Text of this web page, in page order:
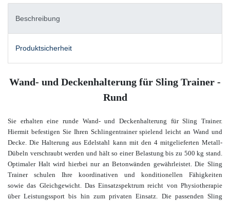
Beschreibung
Produktsicherheit
Wand- und Deckenhalterung für Sling Trainer -
Rund
Sie erhalten eine runde Wand- und Deckenhalterung für Sling Trainer.
Hiermit befestigen Sie Ihren Schlingentrainer spielend leicht an Wand und
Decke. Die Halterung aus Edelstahl kann mit den 4 mitgelieferten Metall-
Dübeln verschraubt werden und hält so einer Belastung bis zu 500 kg stand.
Optimaler Halt wird hierbei nur an Betonwänden gewährleistet. Die Sling
Trainer schulen Ihre koordinativen und konditionellen Fähigkeiten
sowiedas Gleichgewicht. Das Einsatzspektrum reicht von Physiotherapie
über Leistungssport bis hin zum privaten Einsatz. Die passenden Sling